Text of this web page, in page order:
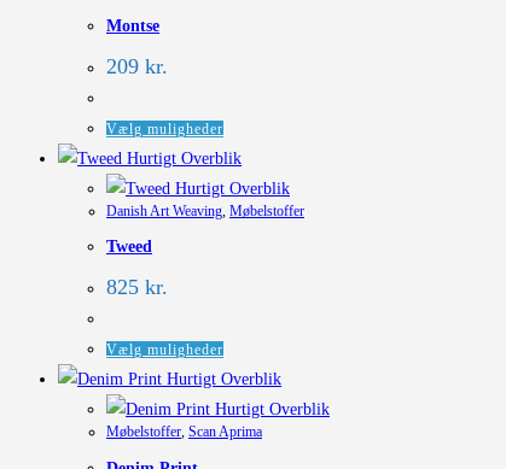
Montse
209 kr.
Vælg mulighederDette
vare
har
flere
vælges
Hurtigt Overblik
Hurtigt Overblik
Danish Art Weaving Møbelstoffer
Tweed
825 kr.
Vælg muligheder
vare
har
flere
Hurtigt Overblik
Hurtigt Overblik
Møbelstoffer, Scan Aprima